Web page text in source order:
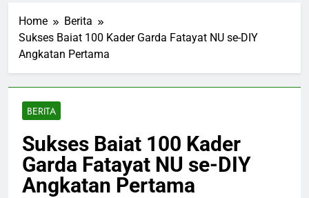
Home
Berita
Sukses Baiat 100 Kader Garda Fatayat NU se-DIY
Angkatan Pertama
BERITA
Sukses Baiat 100 Kader
Garda Fatayat NU se-DIY
Angkatan Pertama